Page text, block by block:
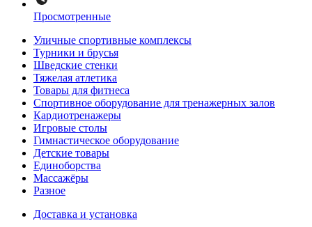
Просмотренные
Уличные спортивные комплексы
Турники и брусья
Шведские стенки
Тяжелая атлетика
Товары для фитнеса
Спортивное оборудование для тренажерных залов
Кардиотренажеры
Игровые столы
Гимнастическое оборудование
Детские товары
Единоборства
Массажёры
Разное
Доставка и установка